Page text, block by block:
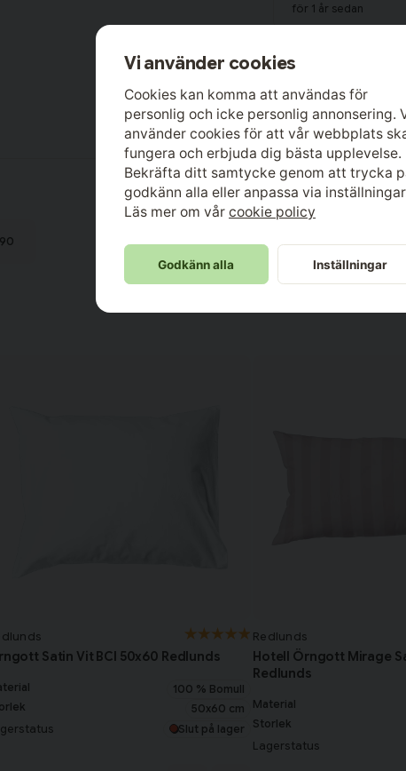
för 1 år sedan
för 1 år sedan
Lite förstora till
Monica
för 1 år sedan
Daniel
för 1 år sedan
Snygg, verkligen.
efter några tvättar.
Jessica
Satin Vit BCI 50x60 Redlunds
100 % Bomull
50x60 cm
Slut på lager
Redlunds
Hotell Örngott Mirage
Redlunds
Material
Storlek
Lagerstatus
Vi använder cookies
Cookies kan komma att användas för
personlig och icke personlig annonsering.
använder cookies för att vår webbplats
fungera och erbjuda dig bästa upplevelse.
Bekräfta ditt samtycke genom att trycka
godkänn alla eller anpassa via
Läs mer om vår cookie policy
Godkänn alla Inställningar